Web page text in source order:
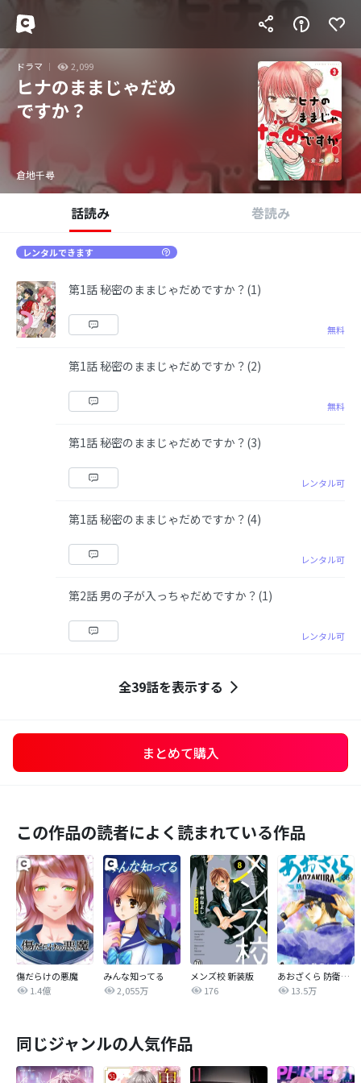
ドラマ 2,099
ヒナのままじゃだめ
ですか？
倉地千尋
話読み 巻読み
レンタルできます
第1話 秘密のままじゃだめですか？(1)
無料
第1話 秘密のままじゃだめですか？(2)
無料
第1話 秘密のままじゃだめですか？(3)
レンタル可
第1話 秘密のままじゃだめですか？(4)
レンタル可
第2話 男の子が入っちゃだめですか？(1)
レンタル可
全39話を表示する
まとめて購入
この作品の読者によく読まれている作品
傷だらけの悪魔
1.4億
みんな知ってる
2,055万
メンズ校 新装版
176
あおざくら 防衛大学校物語
13.5万
同じジャンルの人気作品